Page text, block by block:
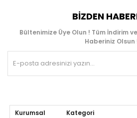
BIZDEN
Bültenimize Üye Olun ! Tüm İndirim
Haberiniz Olsun
Kurumsal Kategori